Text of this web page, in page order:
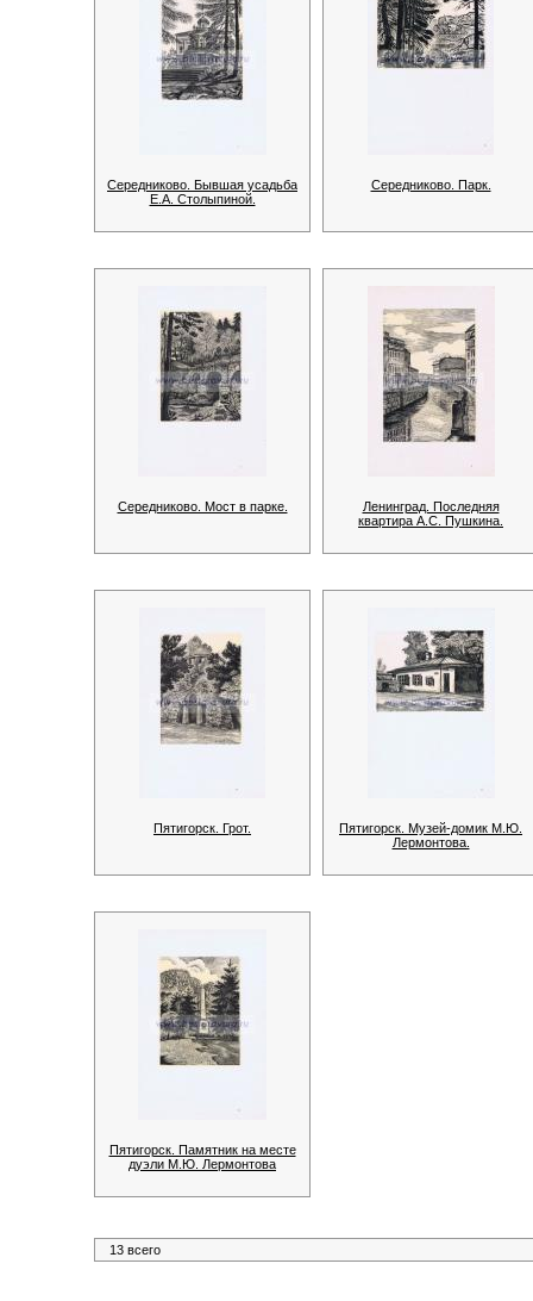
Середниково. Бывшая усадьба
Е.А. Столыпиной.
Середниково. Парк.
Середниково. Мост в парке.
Ленинград. Последняя
квартира А.С. Пушкина.
Пятигорск. Грот.
Пятигорск. Музей-домик М.Ю.
Лермонтова.
Пятигорск. Памятник на месте
дуэли М.Ю. Лермонтова
13 всего